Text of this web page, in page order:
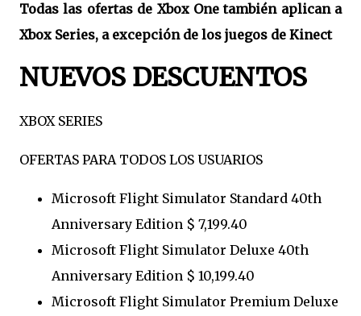
Todas las ofertas de Xbox One también aplican a
Xbox Series, a excepción de los juegos de Kinect
NUEVOS DESCUENTOS
XBOX SERIES
OFERTAS PARA TODOS LOS USUARIOS
Microsoft Flight Simulator Standard 40th
Anniversary Edition $ 7,199.40
Microsoft Flight Simulator Deluxe 40th
Anniversary Edition $ 10,199.40
Microsoft Flight Simulator Premium Deluxe